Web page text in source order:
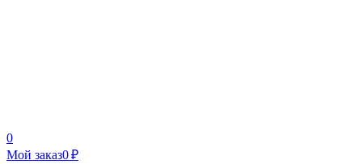
0
Мой заказ0 ₽